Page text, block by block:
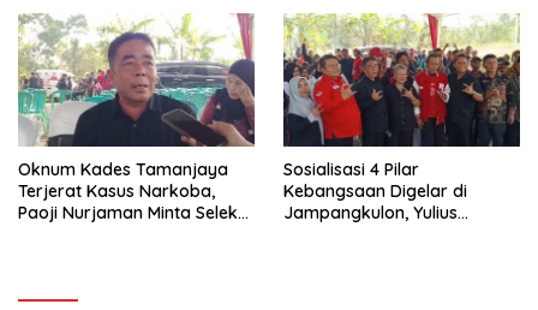
Oknum Kades Tamanjaya
Terjerat Kasus Narkoba,
Paoji Nurjaman Minta Seleksi
Sosialisasi 4 Pilar
Kebangsaan Digelar di
Jampangkulon, Yulius